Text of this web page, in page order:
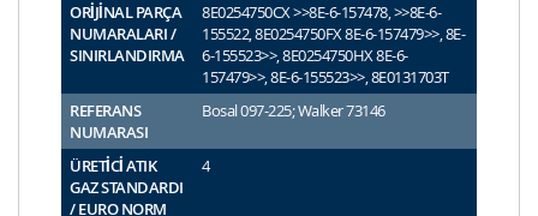
ORİJİNAL PARÇA
NUMARALARI /
SINIRLANDIRMA
8E0254750CX >>8E-6-157478, >>8E-6-
155522, 8E0254750FX 8E-6-157479>>, 8E-
6-155523>>, 8E0254750HX 8E-6-
157479>>, 8E-6-155523>>, 8E0131703T
REFERANS
NUMARASI
Bosal 097-225; Walker 73146
ÜRETİCİ ATIK
GAZ STANDARDI
/ EURO NORM
4